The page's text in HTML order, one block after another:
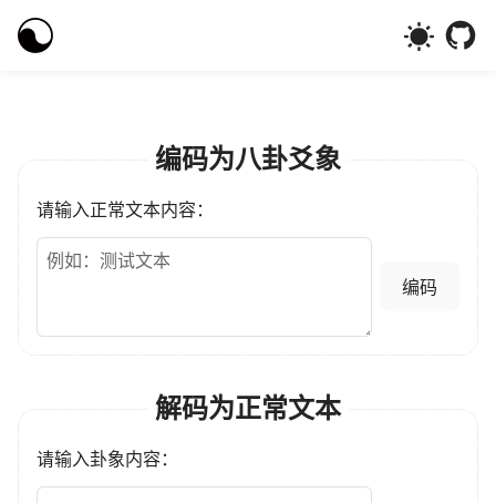
编码为八卦爻象
请输入正常文本内容：
编码
解码为正常文本
请输入卦象内容：